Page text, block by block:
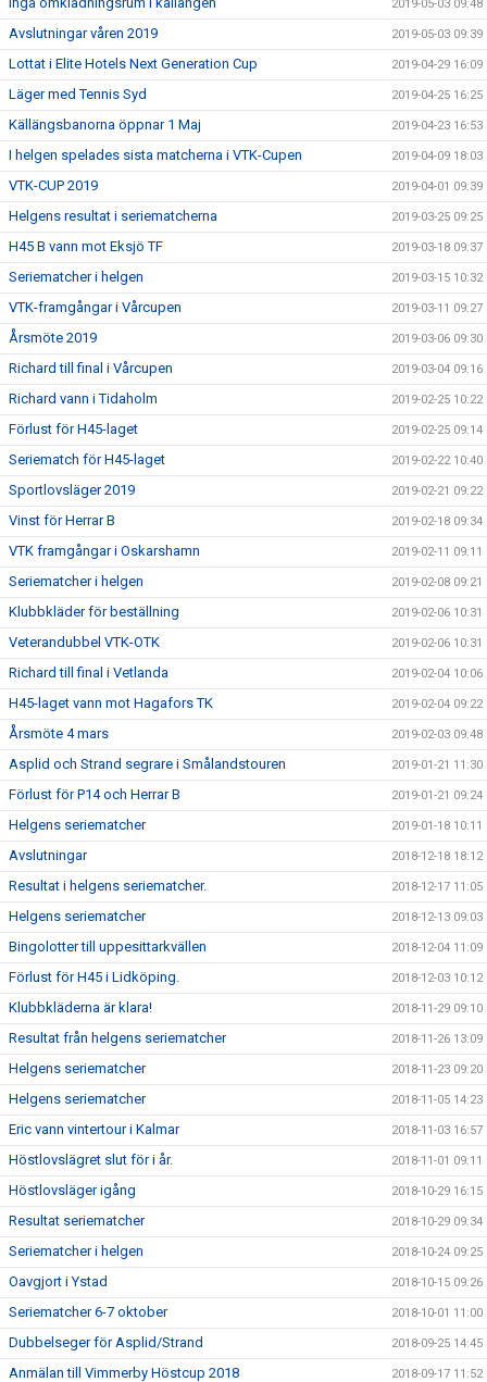
2019-05-03 09:48
Avslutningar våren 2019 2019-05-03 09:39
Lottat i Elite Hotels Next Generation Cup 2019-04-29 16:09
Läger med Tennis Syd 2019-04-25 16:25
Källängsbanorna öppnar 1 Maj 2019-04-23 16:53
I helgen spelades sista matcherna i VTK-Cupen 2019-04-09 18:03
VTK-CUP 2019 2019-04-01 09:39
Helgens resultat i seriematcherna 2019-03-25 09:25
H45 B vann mot Eksjö TF 2019-03-18 09:37
Seriematcher i helgen 2019-03-15 10:32
VTK-framgångar i Vårcupen 2019-03-11 09:27
Årsmöte 2019 2019-03-06 09:30
Richard till final i Vårcupen 2019-03-04 09:16
Richard vann i Tidaholm 2019-02-25 10:22
Förlust för H45-laget 2019-02-25 09:14
Seriematch för H45-laget 2019-02-22 10:40
Sportlovsläger 2019 2019-02-21 09:22
Vinst för Herrar B 2019-02-18 09:34
VTK framgångar i Oskarshamn 2019-02-11 09:11
Seriematcher i helgen 2019-02-08 09:21
Klubbkläder för beställning 2019-02-06 10:31
Veterandubbel VTK-OTK 2019-02-06 10:31
Richard till final i Vetlanda 2019-02-04 10:06
H45-laget vann mot Hagafors TK 2019-02-04 09:22
Årsmöte 4 mars 2019-02-03 09:48
Asplid och Strand segrare i Smålandstouren 2019-01-21 11:30
Förlust för P14 och Herrar B 2019-01-21 09:24
Helgens seriematcher 2019-01-18 10:11
Avslutningar 2018-12-18 18:12
Resultat i helgens seriematcher. 2018-12-17 11:05
Helgens seriematcher 2018-12-13 09:03
Bingolotter till uppesittarkvällen 2018-12-04 11:09
Förlust för H45 i Lidköping. 2018-12-03 10:12
Klubbkläderna är klara! 2018-11-29 09:10
Resultat från helgens seriematcher 2018-11-26 13:09
Helgens seriematcher 2018-11-23 09:20
Helgens seriematcher 2018-11-05 14:23
Eric vann vintertour i Kalmar 2018-11-03 16:57
Höstlovslägret slut för i år. 2018-11-01 09:11
Höstlovsläger igång 2018-10-29 16:15
Resultat seriematcher 2018-10-29 09:34
Seriematcher i helgen 2018-10-24 09:25
Oavgjort i Ystad 2018-10-15 09:26
Seriematcher 6-7 oktober 2018-10-01 11:00
Dubbelseger för Asplid/Strand 2018-09-25 14:45
Anmälan till Vimmerby Höstcup 2018 2018-09-17 11:52